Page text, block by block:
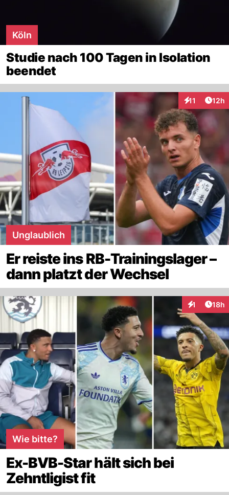
Köln
Studie nach 100 Tagen in Isolation
beendet
11
Interaktionen
12h
Unglaublich
Er reiste ins RB-Trainingslager –
dann platzt der Wechsel
1 18h
Wie bitte?
Ex-BVB-Star hält sich bei
Zehntligist fit